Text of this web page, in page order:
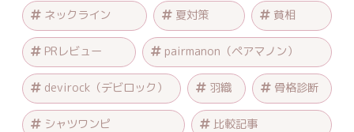
ネックライン 夏対策 貧相
PRレビュー pairmanon（ペアマノン）
devirock（デビロック） 羽織 骨格診断
シャツワンピ 比較記事